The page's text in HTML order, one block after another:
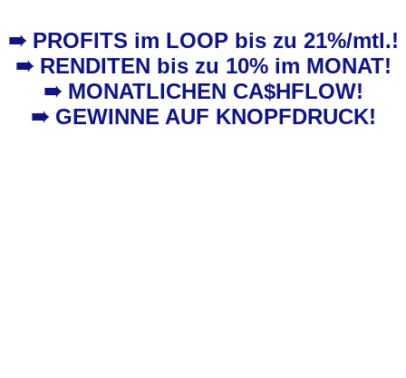
➠ PROFITS im LOOP bis zu 21%/mtl.!
➠ RENDITEN bis zu 10% im MONAT!
➠ MONATLICHEN CA$HFLOW!
➠ GEWINNE AUF KNOPFDRUCK!